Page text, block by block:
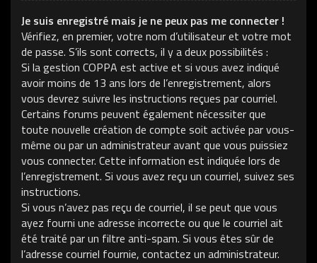
Je suis enregistré mais je ne peux pas me connecter !
Vérifiez, en premier, votre nom d’utilisateur et votre mot
de passe. S’ils sont corrects, il y a deux possibilités :
Si la gestion COPPA est active et si vous avez indiqué
avoir moins de 13 ans lors de l’enregistrement, alors
vous devrez suivre les instructions reçues par courriel.
Certains forums peuvent également nécessiter que
toute nouvelle création de compte soit activée par vous-
même ou par un administrateur avant que vous puissiez
vous connecter. Cette information est indiquée lors de
l’enregistrement. Si vous avez reçu un courriel, suivez ses
instructions.
Si vous n’avez pas reçu de courriel, il se peut que vous
ayez fourni une adresse incorrecte ou que le courriel ait
été traité par un filtre anti-spam. Si vous êtes sûr de
l’adresse courriel fournie, contactez un administrateur.